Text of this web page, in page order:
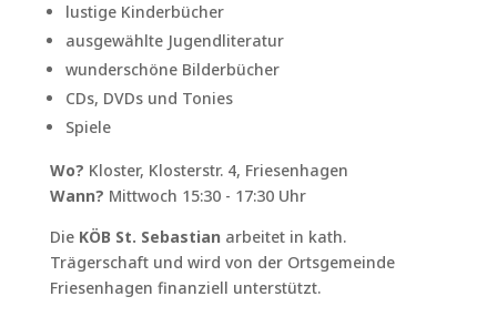
lustige Kinderbücher
ausgewählte Jugendliteratur
wunderschöne Bilderbücher
CDs, DVDs und Tonies
Spiele
Wo? Kloster, Klosterstr. 4, Friesenhagen
Wann? Mittwoch 15:30 - 17:30 Uhr
Die KÖB St. Sebastian arbeitet in kath.
Trägerschaft und wird von der Ortsgemeinde
Friesenhagen finanziell unterstützt.